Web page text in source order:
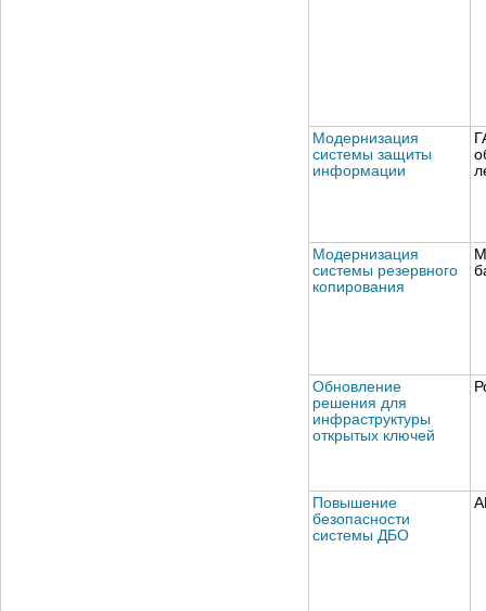
Модернизация
системы защиты
информации
Модернизация
системы резервного
копирования
Обновление
решения для
инфраструктуры
открытых ключей
Повышение
безопасности
системы ДБО